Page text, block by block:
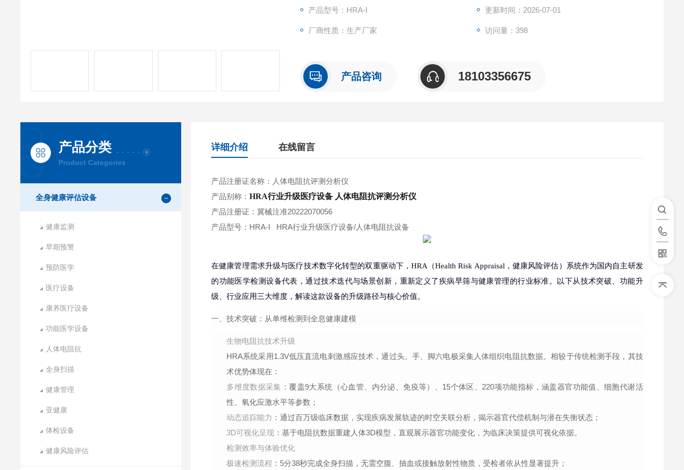
测人体的各大系统，包括循环、消化、神经等。同时，它还能对身体的代谢、电解质平衡、营养状况
产品型号：HRA-I 更新时间：2026-07-01
厂商性质：生产厂家 访问量：398
产品咨询 18103356675
产品分类
Product Categories
全身健康评估设备
健康监测
早期预警
预防医学
医疗设备
康养医疗设备
功能医学设备
人体电阻抗
全身扫描
健康管理
亚健康
体检设备
健康风险评估
详细介绍 在线留言
产品注册证名称：人体电阻抗评测分析仪
产品别称：HRA行业升级医疗设备 人体电阻抗评测分析仪
产品注册证：冀械注准20222070056
产品型号：HRA-I HRA行业升级医疗设备/人体电阻抗设备
在健康管理需求升级与医疗技术数字化转型的双重驱动下，HRA（Health Risk Appraisal，健康风险评估）系统作为国内自主研发
的功能医学检测设备代表，通过技术迭代与场景创新，重新定义了疾病早筛与健康管理的行业标准。以下从技术突破、功能升
级、行业应用三大维度，解读这款设备的升级路径与核心价值。
一、技术突破：从单维检测到全息健康建模
生物电阻抗技术升级
HRA系统采用1.3V低压直流电刺激感应技术，通过头、手、脚六电极采集人体组织电阻抗数据。相较于传统检测手段，其技
术优势体现在：
多维度数据采集 ：覆盖9大系统（心血管、内分泌、免疫等）、15个体区、220项功能指标，涵盖器官功能值、细胞代谢活
性、氧化应激水平等参数；
动态追踪能力 ：通过百万级临床数据，实现疾病发展轨迹的时空关联分析，揭示器官代偿机制与潜在失衡状态；
3D可视化呈现 ：基于电阻抗数据重建人体3D模型，直观展示器官功能变化，为临床决策提供可视化依据。
检测效率与体验优化
极速检测流程 ：5分38秒完成全身扫描，无需空腹、抽血或接触放射性物质，受检者依从性显著提升；